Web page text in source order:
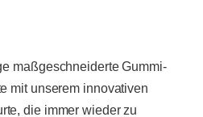
maßgeschneiderte Gummi-
mit unserem innovativen
die immer wieder zu